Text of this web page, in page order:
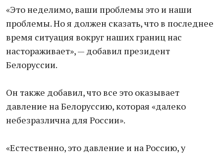
«Это неделимо, ваши проблемы это и наши
проблемы. Но я должен сказать, что в последнее
время ситуация вокруг наших границ нас
настораживает», — добавил президент
Белоруссии.
Он также добавил, что все это оказывает
давление на Белоруссию, которая «далеко
небезразлична для России».
«Естественно, это давление и на Россию, у